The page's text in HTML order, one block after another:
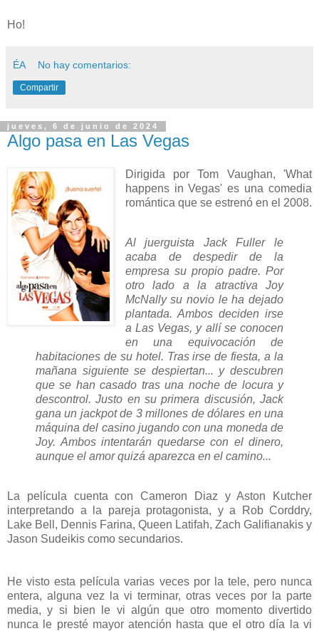
Ho!
ÉA No hay comentarios:
Compartir
jueves, 6 de junio de 2024
Algo pasa en Las Vegas
Dirigida por Tom Vaughan, 'What
happens in Vegas' es una comedia
romántica que se estrenó en el 2008.
Al juerguista Jack Fuller le
acaba de despedir de la
empresa su propio padre. Por
otro lado a la atractiva Joy
McNally su novio le ha dejado
plantada. Ambos deciden irse
a Las Vegas, y allí se conocen
en una equivocación de
habitaciones de su hotel. Tras irse de fiesta, a la
mañana siguiente se despiertan... y descubren
que se han casado tras una noche de locura y
descontrol. Justo en su primera discusión, Jack
gana un jackpot de 3 millones de dólares en una
máquina del casino jugando con una moneda de
Joy. Ambos intentarán quedarse con el dinero,
aunque el amor quizá aparezca en el camino...
La película cuenta con Cameron Diaz y Aston Kutcher
interpretando a la pareja protagonista, y a Rob Corddry,
Lake Bell, Dennis Farina, Queen Latifah, Zach Galifianakis y
Jason Sudeikis como secundarios.
He visto esta película varias veces por la tele, pero nunca
entera, alguna vez la vi terminar, otras veces por la parte
media, y si bien le vi algún que otro momento divertido
nunca le presté mayor atención hasta que el otro día la vi